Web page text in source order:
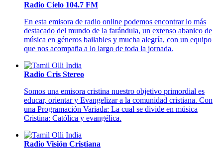
Radio Cielo 104.7 FM
En esta emisora de radio online podemos encontrar lo más
destacado del mundo de la farándula, un extenso abanico de
música en géneros bailables y mucha alegría, con un equipo
que nos acompaña a lo largo de toda la jornada.
Radio Cris Stereo
Somos una emisora cristina nuestro objetivo primordial es
educar, orientar y Evangelizar a la comunidad cristiana. Con
una Programación Variada: La cual se divide en música
Cristina: Católica y evangélica.
Radio Visión Cristiana